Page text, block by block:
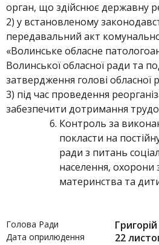
орган, що здійснює державну
2) у встановленому
передавальний акт
«Волинське обласне
Волинської обласної ради та
затвердження голові обласної
3) під час проведення
забезпечити дотримання
Контроль за
покласти на
ради з питань
населення, охорони
материнства та
Голова Ради
Дата оприлюдення 22